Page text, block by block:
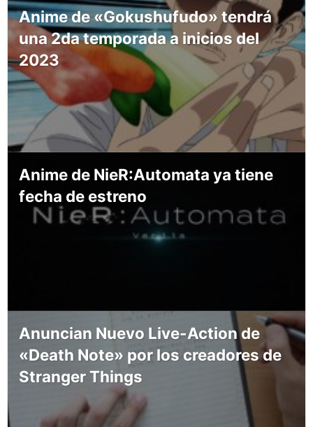
Anime de «Gokushufudo» tendrá
una 2da temporada a inicios del
2023
Anime de NieR:Automata ya tiene
fecha de estreno
Anuncian Nuevo Live-Action de
«Death Note» por los creadores de
Stranger Things